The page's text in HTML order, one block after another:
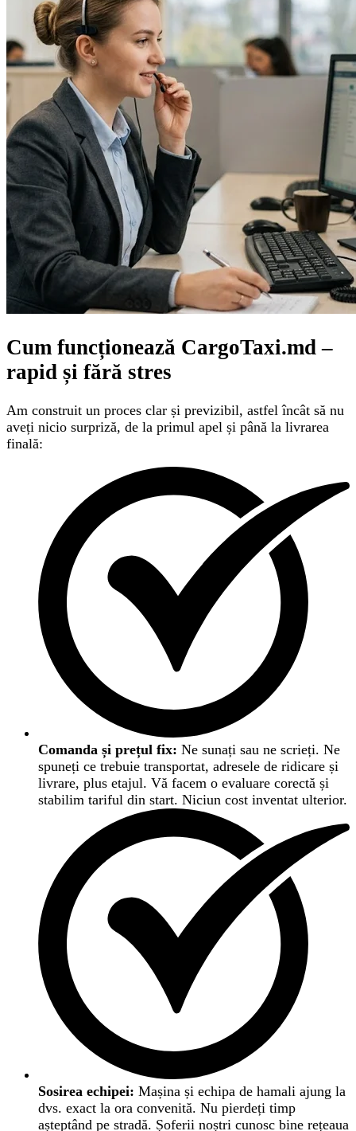
Cum funcționează CargoTaxi.md –
rapid și fără stres
Am construit un proces clar și previzibil, astfel încât să nu
aveți nicio surpriză, de la primul apel și până la livrarea
finală:
Comanda și prețul fix: Ne sunați sau ne scrieți. Ne
spuneți ce trebuie transportat, adresele de ridicare și
livrare, plus etajul. Vă facem o evaluare corectă și
stabilim tariful din start. Niciun cost inventat ulterior.
Sosirea echipei: Mașina și echipa de hamali ajung la
dvs. exact la ora convenită. Nu pierdeți timp
așteptând pe stradă. Șoferii noștri cunosc bine rețeaua